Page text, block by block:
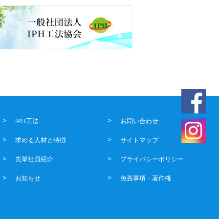
IPH工法
求める人材と特徴
先輩社員紹介
お知らせ
お問い合わせ
サイトマップ
プライバシーポリシー
免責事項・著作権